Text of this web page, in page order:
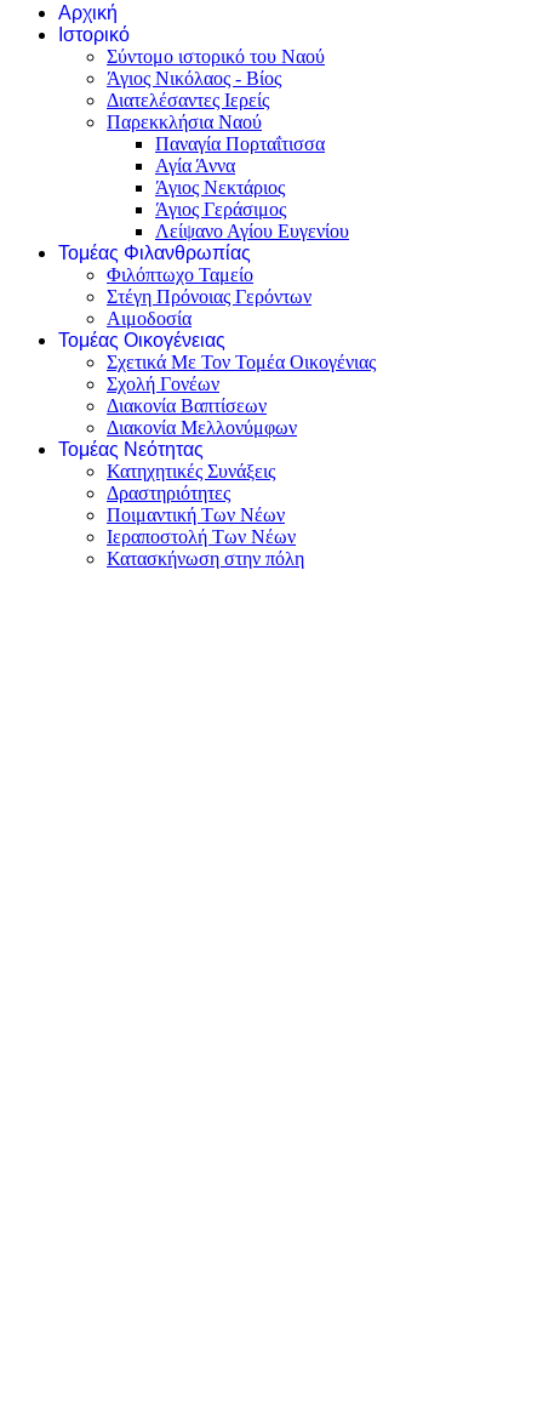
Αρχική
Ιστορικό
Σύντομο ιστορικό του Ναού
Άγιος Νικόλαος - Βίος
Διατελέσαντες Ιερείς
Παρεκκλήσια Ναού
Παναγία Πορταΐτισσα
Αγία Άννα
Άγιος Νεκτάριος
Άγιος Γεράσιμος
Λείψανο Αγίου Ευγενίου
Τομέας Φιλανθρωπίας
Φιλόπτωχο Ταμείο
Στέγη Πρόνοιας Γερόντων
Αιμοδοσία
Τομέας Οικογένειας
Σχετικά Με Τον Τομέα Οικογένιας
Σχολή Γονέων
Διακονία Βαπτίσεων
Διακονία Μελλονύμφων
Τομέας Νεότητας
Κατηχητικές Συνάξεις
Δραστηριότητες
Ποιμαντική Των Νέων
Ιεραποστολή Των Νέων
Κατασκήνωση στην πόλη